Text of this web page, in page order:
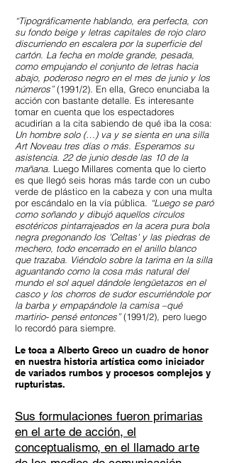
“Tipográficamente hablando, era perfecta, con
su fondo beige y letras capitales de rojo claro
discurriendo en escalera por la superficie del
cartón. La fecha en molde grande, pesada,
como empujando el conjunto de letras hacia
abajo, poderoso negro en el mes de junio y los
números”(1991/2) En ella, Greco enunciaba la
acción con bastante detalle. Es interesante
tomar en cuenta que los espectadores
acudirían a la cita sabiendo de qué iba la cosa:
Un hombre solo (…) va y se sienta en una silla
Art Noveau tres días o más. Esperamos su
asistencia. 22 de junio desde las 10 de la
mañana. Luego Millares comenta que lo cierto
es que llegó seis horas más tarde con un cubo
verde de plástico en la cabeza y con una multa
por escándalo en la vía pública. “Luego se paró
como soñando y dibujó aquellos círculos
esotéricos pintarrajeados en la acera pura bola
negra pregonando los 'Celtas' y las piedras de
mechero, todo encerrado en el anillo blanco
que trazaba. Viéndolo sobre la tarima en la silla
aguantando como la cosa más natural del
mundo el sol aquel dándole lengüetazos en el
casco y los chorros de sudor escurriéndole por
la barba y empapándole la camisa –qué
martirio- pensé entonces”(1991/2) pero luego
lo recordó para siempre.
Le toca a Alberto Greco un cuadro de honor
en nuestra historia artística como iniciador
de variados rumbos y procesos complejos y
rupturistas.
Sus formulaciones fueron primarias
en el arte de acción, el
conceptualismo, en el llamado arte